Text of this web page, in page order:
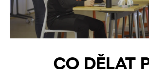
CO DĚLAT